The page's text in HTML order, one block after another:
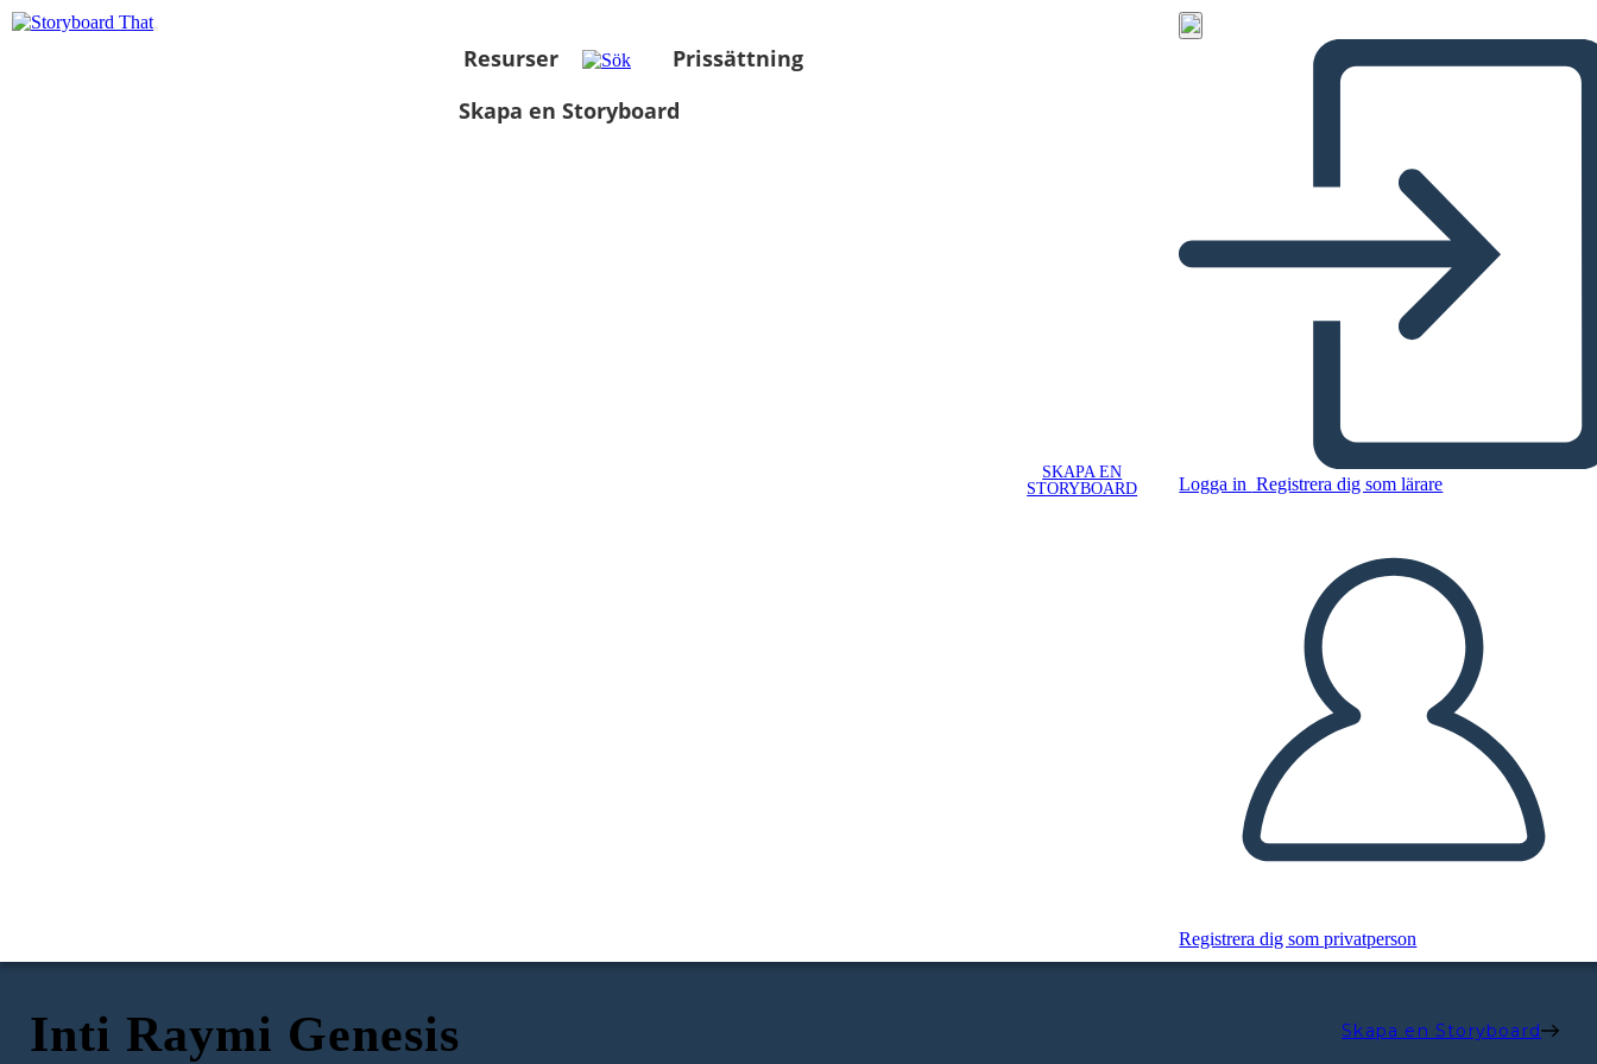
Resurser
Prissättning
Skapa en Storyboard
SKAPA EN
STORYBOARD
Logga in Registrera dig som lärare
Registrera dig som privatperson
Inti Raymi Genesis Skapa en Storyboard
Ellos elaboraron un calendario Inca,